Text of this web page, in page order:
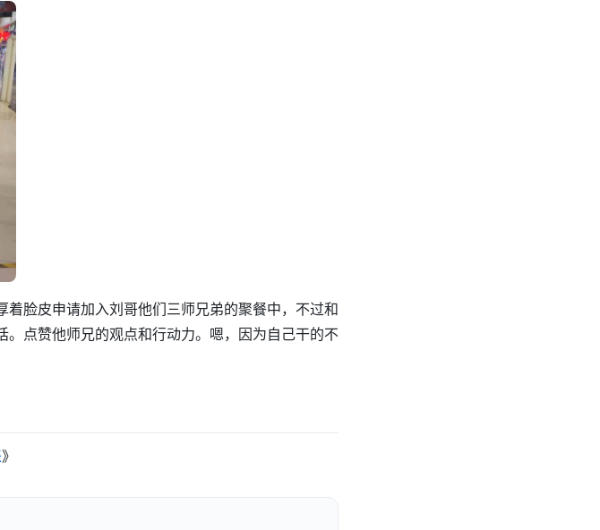
脸皮申请加入刘哥他们三师兄弟的聚餐中，不过和
点赞他师兄的观点和行动力。嗯，因为自己干的不
》